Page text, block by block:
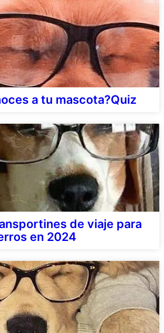
a tu mascota?Quiz
de viaje para
en 2024